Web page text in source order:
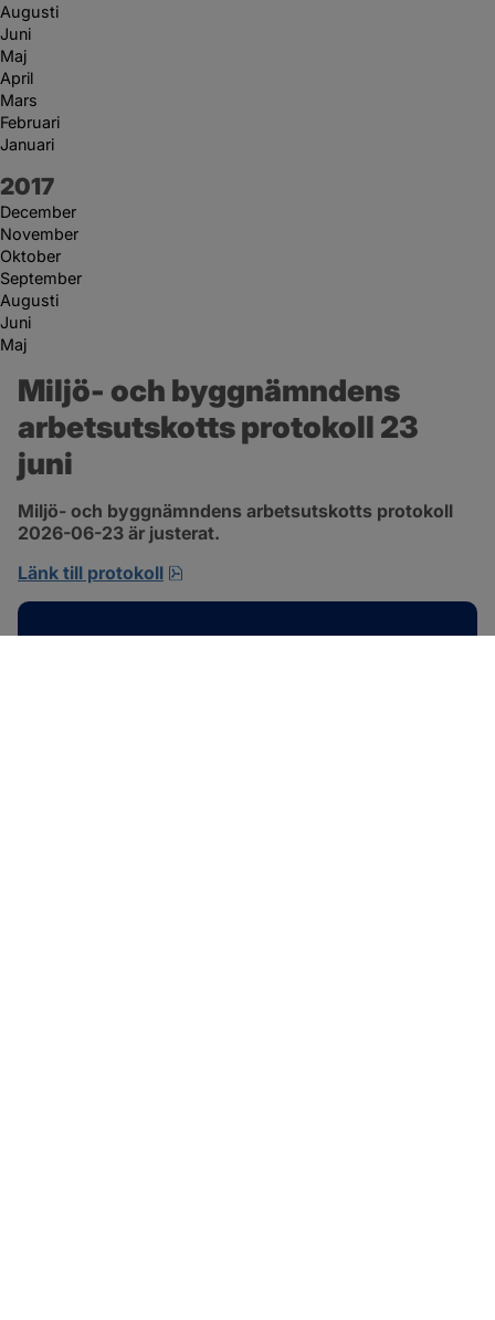
Augusti
Juni
Maj
April
Mars
Februari
Januari
År:
2017
December
November
Oktober
September
Augusti
Juni
Maj
Miljö- och byggnämndens
arbetsutskotts protokoll 23
juni
Miljö- och byggnämndens arbetsutskotts protokoll
2026-06-23 är justerat.
Länk till protokoll